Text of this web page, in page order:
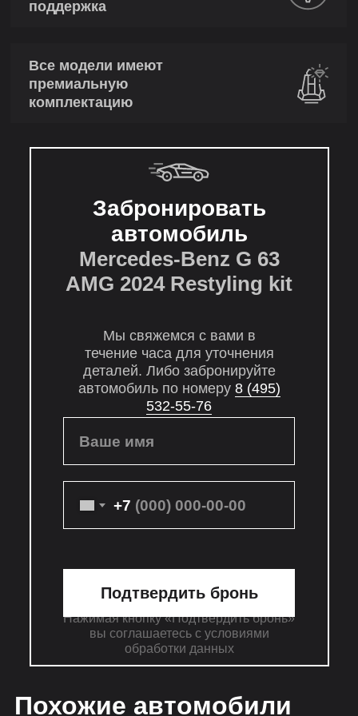
поддержка
Все модели имеют
премиальную
комплектацию
Забронировать
автомобиль
Mercedes-Benz G 63
AMG 2024 Restyling kit
Мы свяжемся с вами в
течение часа для уточнения
деталей. Либо забронируйте
автомобиль по номеру 8 (495)
532-55-76
Нажимая кнопку «Подтвердить бронь»
вы соглашаетесь с условиями
обработки данных
Ваше имя
+7
Подтвердить бронь
Похожие автомобили